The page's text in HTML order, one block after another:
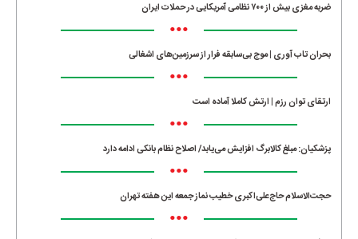
ضربه مغزی بیش از ۷۰۰ نظامی آمریکایی در حملات ایران
•••
بحران تاب آوری | موج بی‌سابقه فرار از سرزمین‌های اشغالی
•••
ارتقای توان رزم | ارتش کاملا آماده است
•••
پزشکیان: مبلغ کالابرگ افزایش می‌یابد/ اصلاح نظام بانکی ادامه دارد
•••
حجت‌الاسلام حاج‌علی‌اکبری خطیب نماز جمعه این هفته تهران
•••